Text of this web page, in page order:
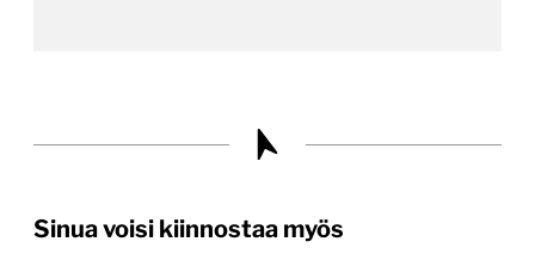
Sinua voisi kiinnostaa myös